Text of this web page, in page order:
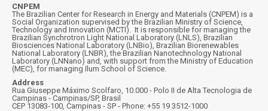
CNPEM
The Brazilian Center for Research in Energy and Materials (CNPEM) is a
Social Organization supervised by the Brazilian Ministry of Science,
Technology and Innovation (MCTI). It is responsible for managing the
Brazilian Synchrotron Light National Laboratory (LNLS), Brazilian
Biosciences National Laboratory (LNBio), Brazilian Biorenewables
National Laboratory (LNBR), the Brazilian Nanotechnology National
Laboratory (LNNano) and, with support from the Ministry of Education
(MEC), for managing Ilum School of Science.
Address
Rua Giuseppe Máximo Scolfaro, 10.000 - Polo II de Alta Tecnologia de
Campinas - Campinas/SP, Brasil
CEP 13083-100, Campinas - SP - Phone: +55 19 3512-1000